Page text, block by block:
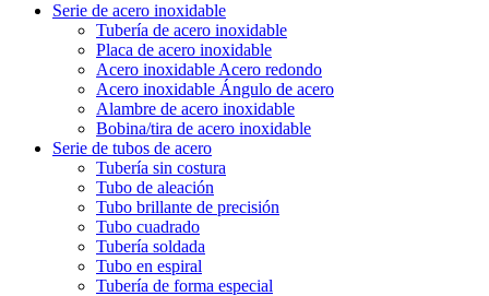
Serie de acero inoxidable
Tubería de acero inoxidable
Placa de acero inoxidable
Acero inoxidable Acero redondo
Acero inoxidable Ángulo de acero
Alambre de acero inoxidable
Bobina/tira de acero inoxidable
Serie de tubos de acero
Tubería sin costura
Tubo de aleación
Tubo brillante de precisión
Tubo cuadrado
Tubería soldada
Tubo en espiral
Tubería de forma especial